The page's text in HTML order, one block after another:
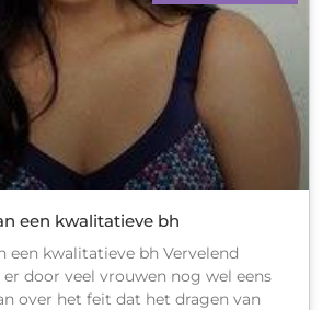
een kwalitatieve bh
een kwalitatieve bh Vervelend
door veel vrouwen nog wel eens
over het feit dat het dragen van